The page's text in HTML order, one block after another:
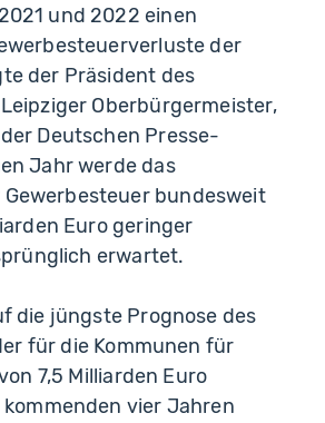
und 2022 einen
der
der Präsident des
Oberbürgermeister,
Deutschen Presse-
Jahr werde das
bundesweit
Euro geringer
erwartet.
die jüngste Prognose des
für die Kommunen für
7,5 Milliarden Euro
vier Jahren